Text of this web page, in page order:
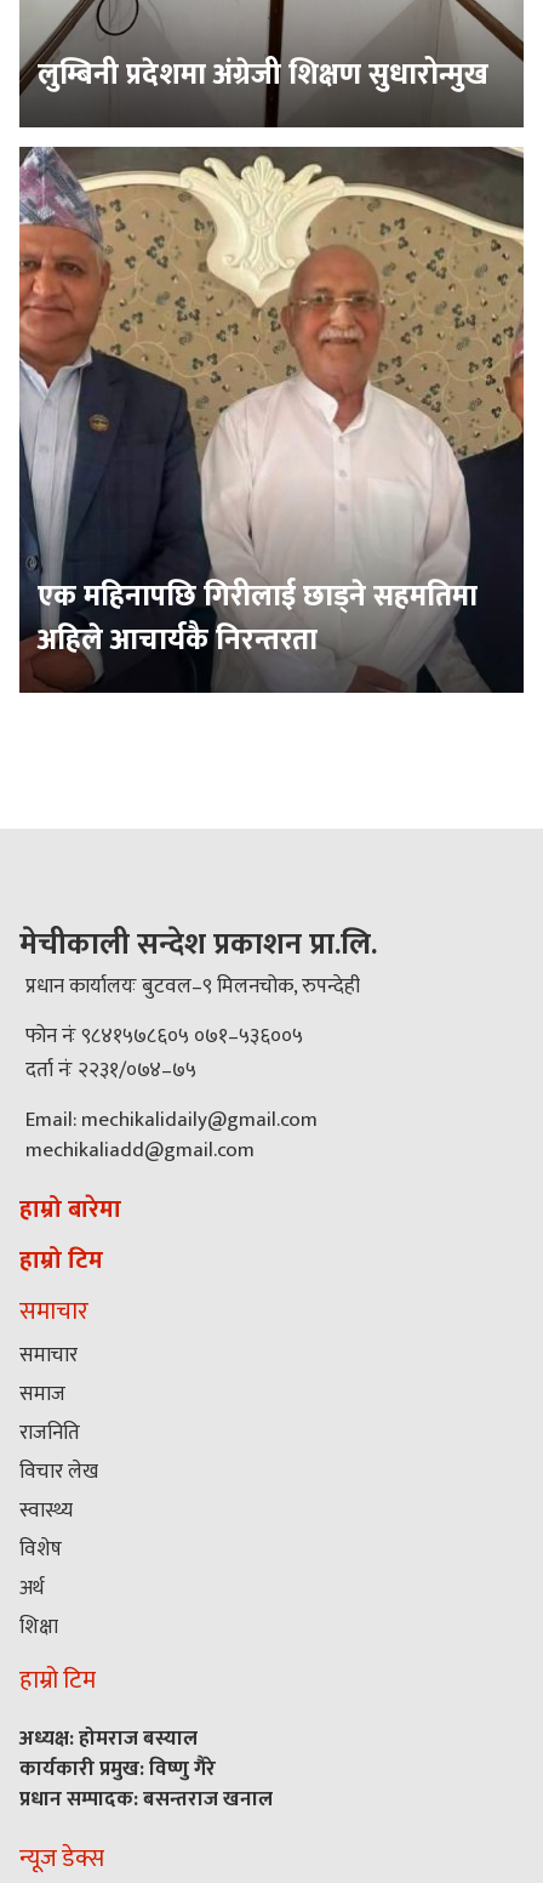
लुम्बिनी प्रदेशमा अंग्रेजी शिक्षण सुधारोन्मुख
एक महिनापछि गिरीलाई छाड्ने सहमतिमा
अहिले आचार्यकै निरन्तरता
मेचीकाली सन्देश प्रकाशन प्रा.लि.
प्रधान कार्यालयः बुटवल–९ मिलनचोक, रुपन्देही
फोन नंः ९८४१५७८६०५ ०७१–५३६००५
दर्ता नंः २२३१/०७४–७५
Email: mechikalidaily@gmail.com
mechikaliadd@gmail.com
हाम्रो बारेमा
हाम्रो टिम
समाचार
समाचार
समाज
राजनिति
विचार लेख
स्वास्थ्य
विशेष
अर्थ
शिक्षा
हाम्रो टिम
अध्यक्ष: होमराज बस्याल
कार्यकारी प्रमुख: विष्णु गैरे
प्रधान सम्पादक: बसन्तराज खनाल
न्यूज डेक्स